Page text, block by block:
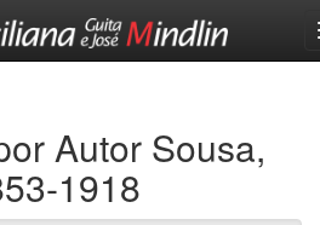
Autor Sousa,
1918